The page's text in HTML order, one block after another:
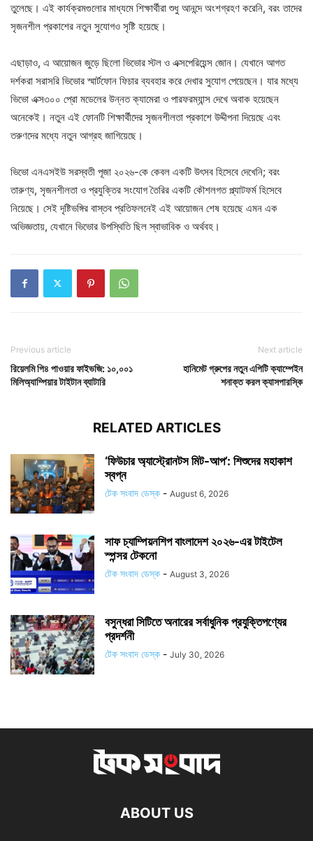
তুলেছে। এই কার্যক্রমগুলোর মাধ্যমে শিক্ষার্থীরা শুধু আনন্দে অংশগ্রহণ করেনি, বরং তাদের
সৃজনশীল প্রকাশের নতুন সুযোগও সৃষ্টি হয়েছে।
এছাড়াও, এ আয়োজন জুড়ে ছিলো ভিভোর স্টল ও এক্সপেরিয়েন্স জোন। যেখানে আগত
দর্শকরা সরাসরি ভিভোর স্মার্টফোন ফিচার ব্যবহার করে দেখার সুযোগ পেয়েছেন। যার মধ্যে
ভিভো এক্স৩০০ প্রো মডেলের উন্নত ক্যামেরা ও পারফরম্যান্স দেখে অবাক হয়েছেন
অনেকেই। নতুন এই ফোনটি শিক্ষার্থীদের সৃজনশীলতা প্রকাশে উদ্দীপনা দিয়েছে এবং
তরুণদের মধ্যে নতুন আগ্রহ জাগিয়েছে।
ভিভো এনএসইউ সরস্বতী পূজা ২০২৬-কে কেবল একটি উৎসব হিসেবে দেখেনি; বরং
তারুণ্য, সৃজনশীলতা ও প্রযুক্তির সংযোগ তৈরির একটি কৌশলগত প্ল্যাটফর্ম হিসেবে
নিয়েছে। সেই দৃষ্টিভঙ্গির বাস্তব প্রতিফলনেই এই আয়োজন শেষ হয়েছে এমন এক
অভিজ্ঞতায়, যেখানে ভিভোর উপস্থিতি ছিল স্বাভাবিক ও অর্থবহ।
Previous article
রিয়েলমি পি৪ পাওয়ার ফাইভজি: ১০,০০১
মিলিঅ্যাম্পিয়ার টাইটান ব্যাটারি
Next article
হানিমেট গ্রুপের নতুন এপিটি ক্যাম্পেইন
শনাক্ত করল ক্যাসপারস্কি
RELATED ARTICLES
‘ফিউচার অ্যাস্ট্রোনটস মিট-আপ’: শিশুদের মহাকাশ
স্বপ্ন
টেক সংবাদ ডেস্ক - August 6, 2026
সাফ চ্যাম্পিয়নশিপ বাংলাদেশ ২০২৬-এর টাইটেল
স্পন্সর টেকনো
টেক সংবাদ ডেস্ক - August 3, 2026
বসুন্ধরা সিটিতে অনারের সর্বাধুনিক প্রযুক্তিপণ্যের
প্রদর্শনী
টেক সংবাদ ডেস্ক - July 30, 2026
ABOUT US